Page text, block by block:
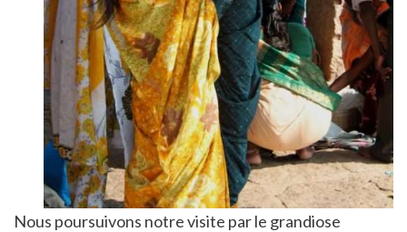
Nous poursuivons notre visite par le grandiose